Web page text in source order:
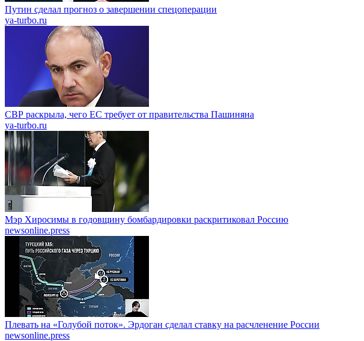
Путин сделал прогноз о завершении спецоперации
ya-turbo.ru
СВР раскрыла, чего ЕС требует от правительства Пашиняна
ya-turbo.ru
Мэр Хиросимы в годовщину бомбардировки раскритиковал Россию
newsonline.press
Плевать на «Голубой поток». Эрдоган сделал ставку на расчленение России
newsonline.press